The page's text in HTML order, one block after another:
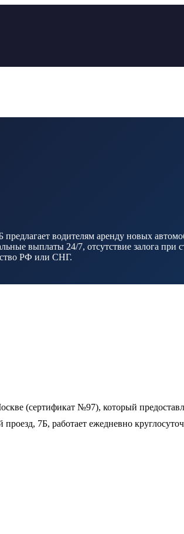
водителям аренду новых
выплаты 24/7, отсутствие залога при
РФ или СНГ.
(сертификат №97), который
7Б, работает ежедневно